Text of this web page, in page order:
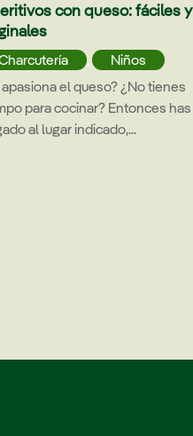
con queso: fáciles y
,
Niños
apasiona el queso? ¿No tienes
para cocinar? Entonces has
al lugar indicado,...